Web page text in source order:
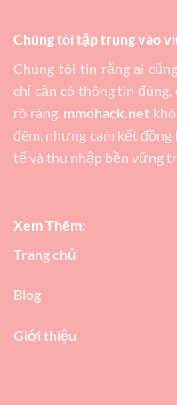
Chúng tôi tập trung vào
Chúng tôi tin rằng ai
chỉ cần có thông tin
rõ ràng. mmohack.net
đêm, nhưng cam kết
tế và thu nhập bền vững
Xem Thêm:
Trang chủ
Blog
Giới thiệu